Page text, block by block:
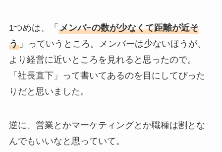
1つめは、「 メンバ−の数が少なくて距離が近そ
う」っていうところ。メンバーは少ないほうが、
より経営に近いところを見れると思ったので。
「社長直下」って書いてあるのを目にしてぴった
りだと思いました。
逆に、営業とかマーケティングとか職種は割とな
んでもいいなと思っていて。